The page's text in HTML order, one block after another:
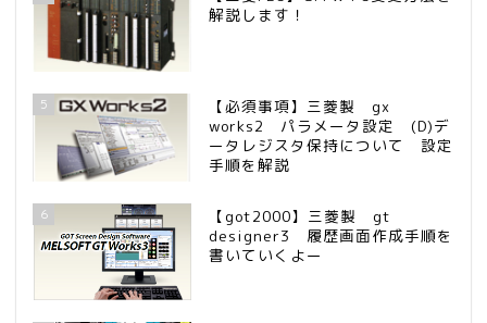
解説します！
5
【必須事項】三菱製 gx
works2 パラメータ設定 (D)デ
ータレジスタ保持について 設定
手順を解説
6
【got2000】三菱製 gt
designer3 履歴画面作成手順を
書いていくよー